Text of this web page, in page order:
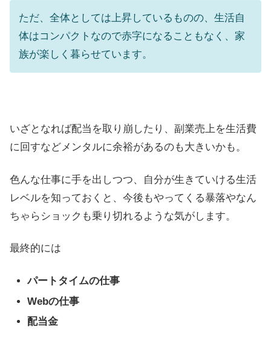
ただ、全体としては上昇しているものの、生活自
体はコンパクトなので赤字になることもなく、家
族が楽しく暮らせています。
いざとなれば配当を取り崩したり、副業売上を生活費
に回すなどメンタルに余裕があるのも大きいかも。
色んな仕事に手を出しつつ、自分が生きていける生活
レベルを知っておくと、今後もやってくる暴落やなん
ちゃらショックも乗り切れるような気がします。
最終的には
パートタイムの仕事
Webの仕事
配当金